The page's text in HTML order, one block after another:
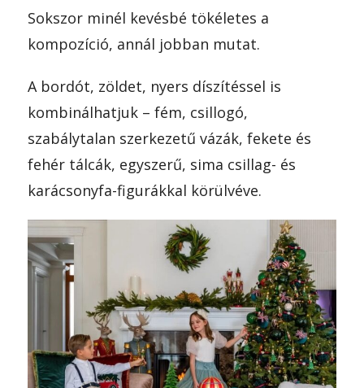
Sokszor minél kevésbé tökéletes a
kompozíció, annál jobban mutat.
A bordót, zöldet, nyers díszítéssel is
kombinálhatjuk – fém, csillogó,
szabálytalan szerkezetű vázák, fekete és
fehér tálcák, egyszerű, sima csillag- és
karácsonyfa-figurákkal körülvéve.